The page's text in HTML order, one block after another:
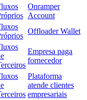
Onramper
Account
Offloader Wallet
Empresa paga
fornecedor
Plataforma
atende clientes
empresariais